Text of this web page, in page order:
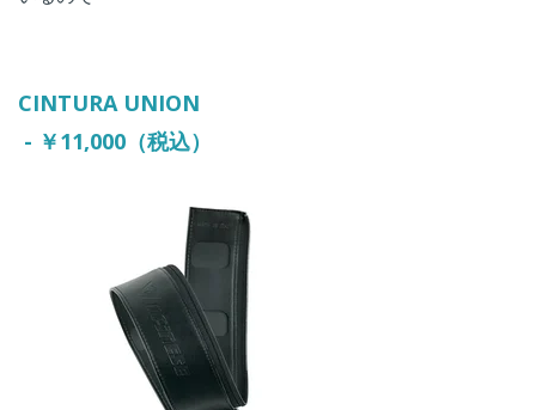
CINTURA UNION
- ￥11,000（税込）